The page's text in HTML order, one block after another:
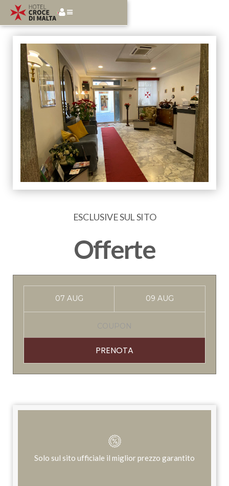
ESCLUSIVE SUL SITO
Offerte
PRENOTA
Solo sul sito ufficiale il miglior prezzo garantito